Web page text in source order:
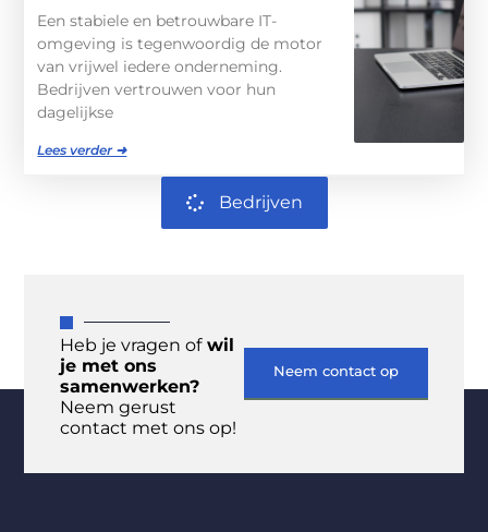
Een stabiele en betrouwbare IT-
omgeving is tegenwoordig de motor
van vrijwel iedere onderneming.
Bedrijven vertrouwen voor hun
dagelijkse
Lees verder ➜
Bedrijven
Heb je vragen ofwil
je met ons
samenwerken?
Neem gerust
contact met ons op!
Neem contact op